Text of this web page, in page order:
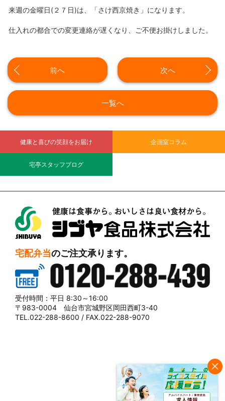
来週の金曜日(２７日)は、「さけ西京焼き」になります。
仕入れの都合での変更連絡が遅くなり、ご不便お掛けしました。
前へ 次へ
一覧へ
健康と喜びの笑顔をお届け 企画室コラム
宅亭スタッフブログ
宅配弁当のご注文承ります。
0120-288-439
受付時間：平日 8:30～16:00
〒983-0004 仙台市宮城野区岡田西町3-40
TEL.022-288-8600 / FAX.022-288-9070